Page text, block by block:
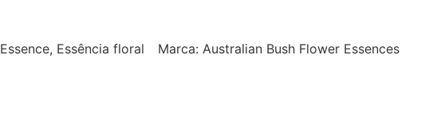
Essence, Essência floral Marca: Australian Bush Flower Essences